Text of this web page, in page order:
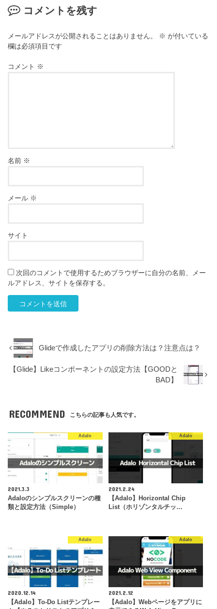
コメントを残す
メールアドレスが公開されることはありません。 ※ が付いている
欄は必須項目です
コメント ※
名前 ※
メール ※
サイト
次回のコメントで使用するためブラウザーに自分の名前、メー
ルアドレス、サイトを保存する。
Glideで作成したアプリの削除方法は？注意点は？
【Glide】Likeコンポーネントの設定方法【GOODと
BAD】
RECOMMEND こちらの記事も人気です。
Adalo
2021.3.3
Adaloのシンプルスクリーンの種
類と設定方法（Simple）
Adalo
2021.2.24
【Adalo】Horizontal Chip
List（ホリゾンタルチッ…
Adalo
2020.12.14
【Adalo】To-Do Listテンプレー
Adalo
2021.2.12
【Adalo】Webページをアプリに